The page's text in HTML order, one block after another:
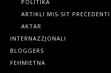
POLITIKA
ARTIKLI MIS-SIT PREĊEDENTI
AKTAR
INTERNAZZJONALI
BLOGGERS
FEHMIETNA